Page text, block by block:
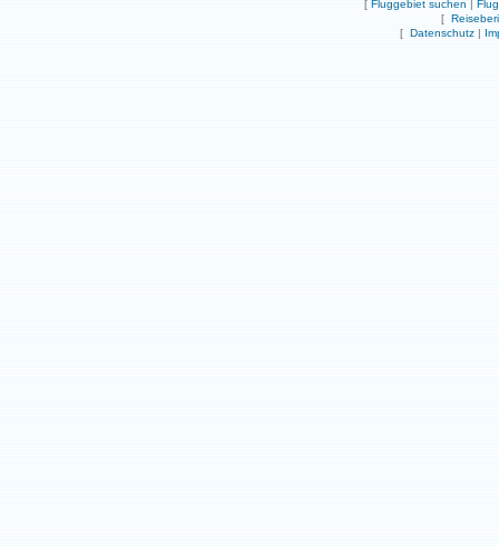
[ Fluggebiet suchen |
[
[ Datenschutz |